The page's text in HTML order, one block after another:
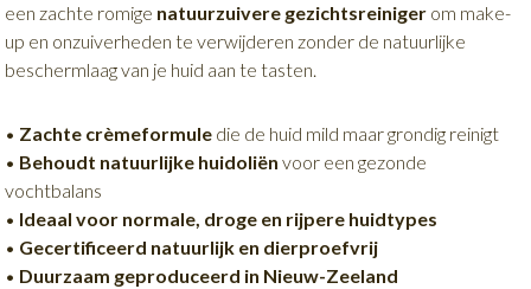
een zachte romige natuurzuivere gezichtsreiniger om make-
up en onzuiverheden te verwijderen zonder de natuurlijke
beschermlaag van je huid aan te tasten.
• Zachte crèmeformule die de huid mild maar grondig reinigt
• Behoudt natuurlijke huidoliën voor een gezonde
vochtbalans
• Ideaal voor normale, droge en rijpere huidtypes
• Gecertificeerd natuurlijk en dierproefvrij
• Duurzaam geproduceerd in Nieuw-Zeeland